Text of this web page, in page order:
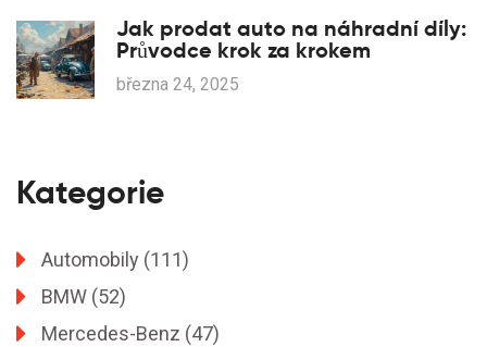
Jak prodat auto na náhradní díly:
Průvodce krok za krokem
března 24, 2025
Kategorie
Automobily (111)
BMW (52)
Mercedes-Benz (47)